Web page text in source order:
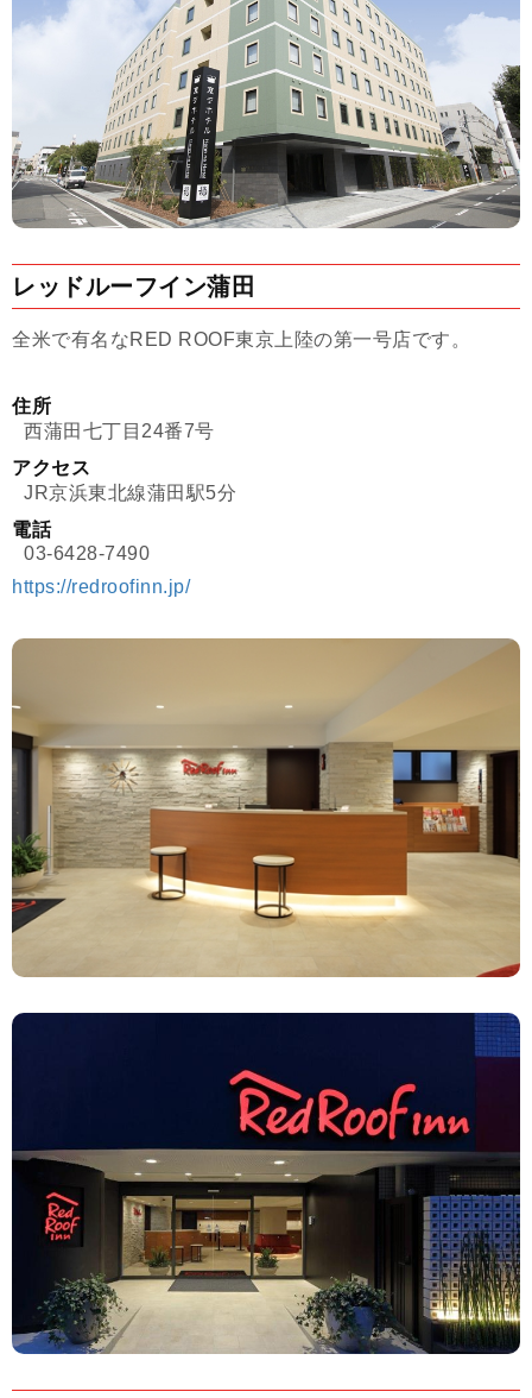
レッドルーフイン蒲田
全米で有名なRED ROOF東京上陸の第一号店です。
住所
西蒲田七丁目24番7号
アクセス
JR京浜東北線蒲田駅5分
電話
03-6428-7490
https://redroofinn.jp/